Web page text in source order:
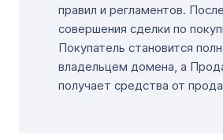
правил и регламентов. После
совершения сделки по
Покупатель становится
владельцем домена, а
получает средства от